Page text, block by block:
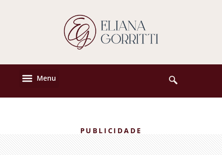
PUBLICIDADE